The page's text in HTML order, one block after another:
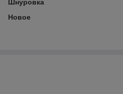
Шнуровка
Новое